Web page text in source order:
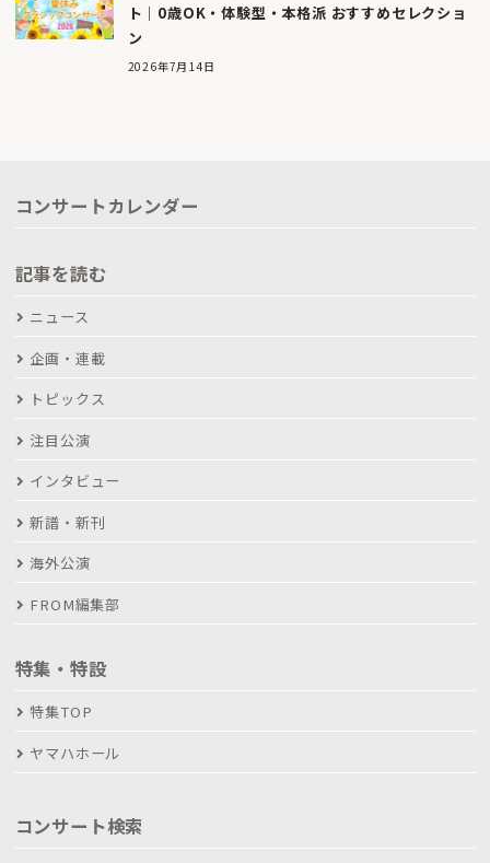
ト｜0歳OK・体験型・本格派 おすすめセレクショ
ン
2026年7月14日
コンサートカレンダー
記事を読む
ニュース
企画・連載
トピックス
注目公演
インタビュー
新譜・新刊
海外公演
FROM編集部
特集・特設
特集TOP
ヤマハホール
コンサート検索